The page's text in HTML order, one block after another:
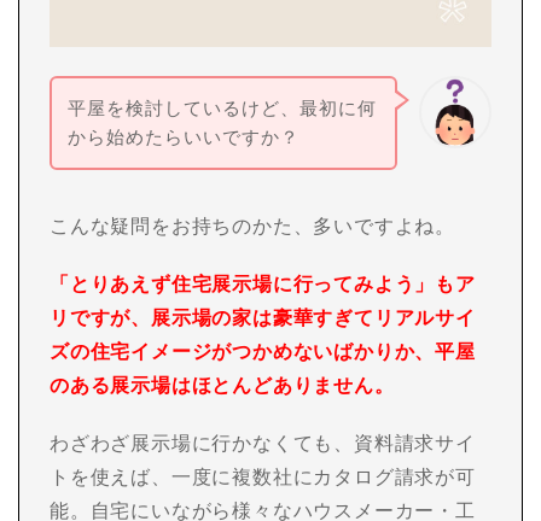
平屋を検討しているけど、最初に何
から始めたらいいですか？
こんな疑問をお持ちのかた、多いですよね。
「とりあえず住宅展示場に行ってみよう」もア
リですが、展示場の家は豪華すぎてリアルサイ
ズの住宅イメージがつかめないばかりか、平屋
のある展示場はほとんどありません。
わざわざ展示場に行かなくても、資料請求サイ
トを使えば、一度に複数社にカタログ請求が可
能。自宅にいながら様々なハウスメーカー・工